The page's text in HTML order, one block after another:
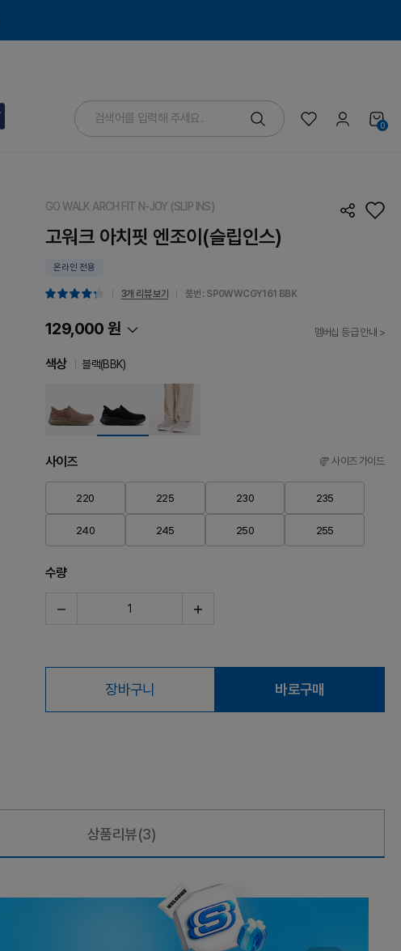
0
GO WALK ARCH FIT N-JOY (SLIP INS)
고워크 아치핏 엔조이(슬립인스)
온라인 전용
3개 리뷰 보기 품번 : SP0WWCGY161 BBK
129,000 원 멤버십 등급 안내 >
색상 블랙(BBK)
사이즈 사이즈 가이드
220 225 230 235
240 245 250 255
수량
장바구니 바로구매
상품리뷰(3)